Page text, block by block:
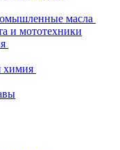
масла
и мототехники
химия